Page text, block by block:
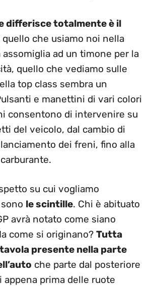
differisce totalmente è il
quello che usiamo noi nella
ad un timone per la
quello che vediamo sulle
top class sembra un
e manettini di vari colori
consentono di intervenire su
del veicolo, dal cambio di
dei freni, fino alla
su cui vogliamo
le scintille. Chi è abituato
avrà notato come siano
come si originano? Tutta
presente nella parte
che parte dal posteriore
appena prima delle ruote